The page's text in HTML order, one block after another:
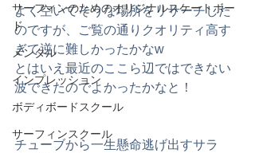
サーフィンのためのオリジナルスケートボー
ド
メンタル
インプレッション
ボディボードスクール
サーフィンスクール
よく空いてそうな場所をリサーチした
のですが、ご覧の通りクオリティ高す
ぎて逆に難しかったかなw
とはいえ最近のここら辺ではできない
波できたのでよかったかなと！
チューブから一生懸命逃げ出すサラ